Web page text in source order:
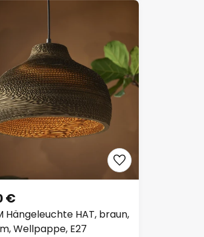
Hängeleuchte HAT, braun,
Wellpappe, E27
€